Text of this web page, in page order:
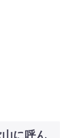
山に呼ん